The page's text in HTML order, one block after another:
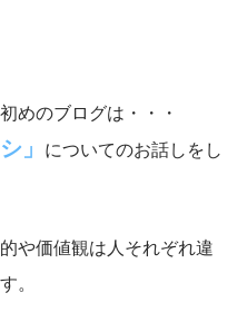
めのブログは・・・
」
についてのお話しをし
や価値観は人それぞれ違
。